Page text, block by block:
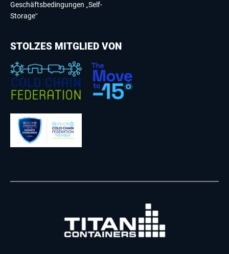
Geschäftsbedingungen „Self-
Storage“
STOLZES MITGLIED VON